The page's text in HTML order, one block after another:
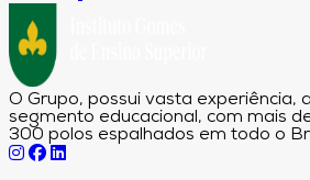
O Grupo, possui vasta experiência,
segmento educacional, com mais
300 polos espalhados em todo o